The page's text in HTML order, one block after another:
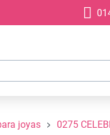
joyas 0275